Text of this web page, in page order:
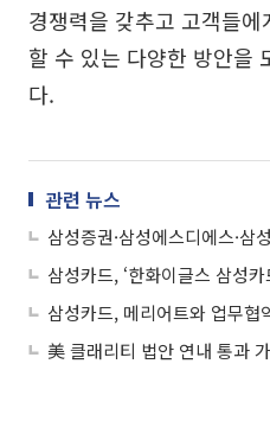
경쟁력을 갖추고 고객들
할 수 있는 다양한 방안을
다.
관련 뉴스
삼성카드, 메리어트와 업무